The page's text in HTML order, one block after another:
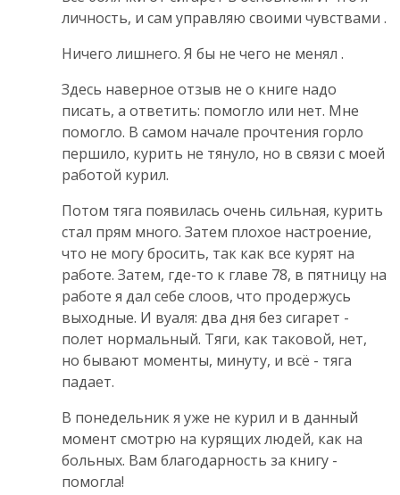
личность, и сам управляю своими чувствами .
Ничего лишнего. Я бы не чего не менял .
Здесь наверное отзыв не о книге надо
писать, а ответить: помогло или нет. Мне
помогло. В самом начале прочтения горло
першило, курить не тянуло, но в связи с моей
работой курил.
Потом тяга появилась очень сильная, курить
стал прям много. Затем плохое настроение,
что не могу бросить, так как все курят на
работе. Затем, где-то к главе 78, в пятницу на
работе я дал себе слоов, что продержусь
выходные. И вуаля: два дня без сигарет -
полет нормальный. Тяги, как таковой, нет,
но бывают моменты, минуту, и всё - тяга
падает.
В понедельник я уже не курил и в данный
момент смотрю на курящих людей, как на
больных. Вам благодарность за книгу -
помогла!